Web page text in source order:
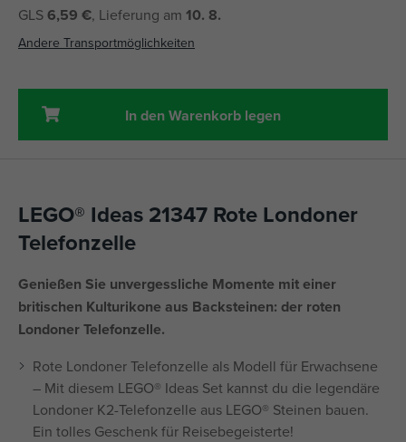
GLS6,59 €, Lieferung am 10. 8.
Andere Transportmöglichkeiten
In den Warenkorb legen
LEGO® Ideas 21347 Rote Londoner
Telefonzelle
Genießen Sie unvergessliche Momente mit einer
britischen Kulturikone aus Backsteinen: der roten
Londoner Telefonzelle.
Rote Londoner Telefonzelle als Modell für Erwachsene
– Mit diesem LEGO® Ideas Set kannst du die legendäre
Londoner K2-Telefonzelle aus LEGO® Steinen bauen.
Ein tolles Geschenk für Reisebegeisterte!